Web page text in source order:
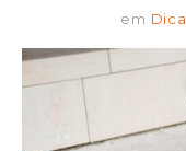
em Dica